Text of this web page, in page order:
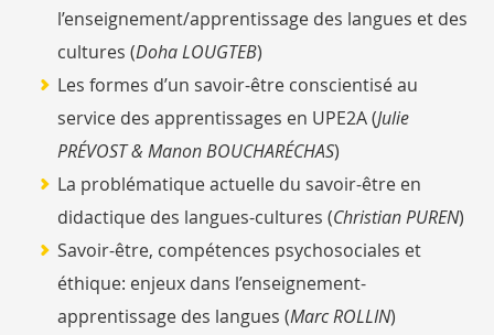
l’enseignement/apprentissage des langues et des
cultures (Doha LOUGTEB)
Les formes d’un savoir-être conscientisé au
service des apprentissages en UPE2A (Julie
PRÉVOST & Manon BOUCHARÉCHAS)
La problématique actuelle du savoir-être en
didactique des langues-cultures (Christian PUREN)
Savoir-être, compétences psychosociales et
éthique: enjeux dans l’enseignement-
apprentissage des langues (Marc ROLLIN)